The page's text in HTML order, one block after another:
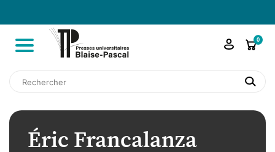
shopping_cart0

search
Éric Francalanza